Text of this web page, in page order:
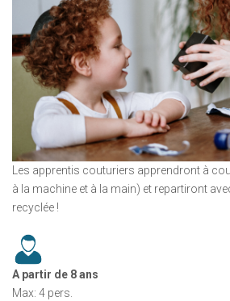
Les apprentis couturiers apprendront à
à la machine et à la main) et repartiront
recyclée !
A partir de 8 ans
Max: 4 pers.